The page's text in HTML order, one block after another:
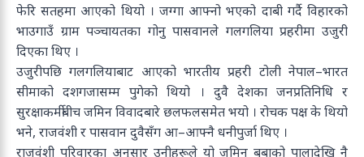
फेरि सतहमा आएको थियो । जग्गा आफ्नो भएको दाबी गर्दै विहारको
भाउगाउँ ग्राम पञ्चायतका गोनु पासवानले गलगलिया प्रहरीमा उजुरी
दिएका थिए ।
उजुरीपछि गलगलियाबाट आएको भारतीय प्रहरी टोली नेपाल–भारत
सीमाको दशगजासम्म पुगेको थियो । दुवै देशका जनप्रतिनिधि र
सुरक्षाकर्मीबीच जमिन विवादबारे छलफलसमेत भयो । रोचक पक्ष के थियो
भने, राजवंशी र पासवान दुवैसँग आ–आफ्नै धनीपुर्जा थिए ।
राजवंशी परिवारका अनुसार उनीहरूले यो जमिन बुबाको पालादेखि नै